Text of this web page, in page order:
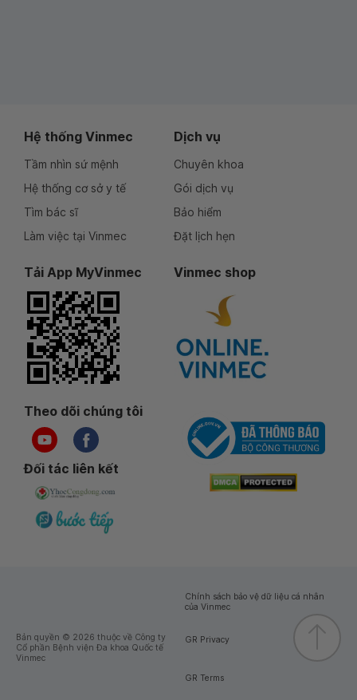
Hệ thống Vinmec
Tầm nhìn sứ mệnh
Hệ thống cơ sở y tế
Tìm bác sĩ
Làm việc tại Vinmec
Dịch vụ
Chuyên khoa
Gói dịch vụ
Bảo hiểm
Đặt lịch hẹn
Tải App MyVinmec Vinmec shop
Theo dõi chúng tôi
Đối tác liên kết
Bản quyền © 2026 thuộc về Công ty
Cổ phần Bệnh viện Đa khoa Quốc tế
Vinmec
Chính sách bảo vệ dữ liệu cá nhân
của Vinmec
GR Privacy
GR Terms